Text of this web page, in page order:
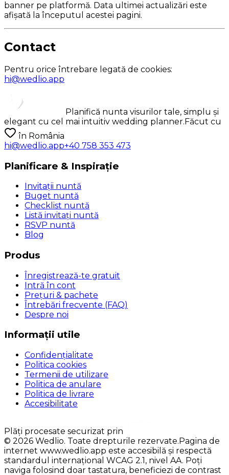
banner pe platformă. Data ultimei actualizări este
afișată la începutul acestei pagini.
Contact
Pentru orice întrebare legată de cookies:
hi@wedlio.app
Planifică nunta visurilor tale, simplu și
elegant cu cel mai intuitiv wedding planner.Făcut cu
în România
hi@wedlio.app+40 758 353 473
Planificare & Inspirație
Invitații nuntă
Buget nuntă
Checklist nuntă
Listă invitați nuntă
RSVP nuntă
Blog
Produs
Înregistrează-te gratuit
Intră în cont
Prețuri & pachete
Întrebări frecvente (FAQ)
Despre noi
Informații utile
Confidențialitate
Politica cookies
Termenii de utilizare
Politica de anulare
Politica de livrare
Accesibilitate
Plăți procesate securizat prin
© 2026 Wedlio. Toate drepturile rezervate.Pagina de
internet www.wedlio.app este accesibilă și respectă
standardul internațional WCAG 2.1, nivel AA. Poți
naviga folosind doar tastatura, beneficiezi de contrast